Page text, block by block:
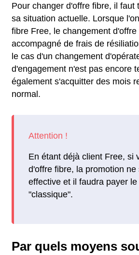
Pour changer d'offre fibre, il faut
sa situation actuelle. Lorsque
fibre Free, le changement
accompagné de frais de
le cas d'un changement
d'engagement n'est pas encore
également s'acquitter des mois
normal.
En étant déjà client Free, si
d'offre fibre, la promotion ne
effective et il faudra payer le
"classique".
Par quels moyens